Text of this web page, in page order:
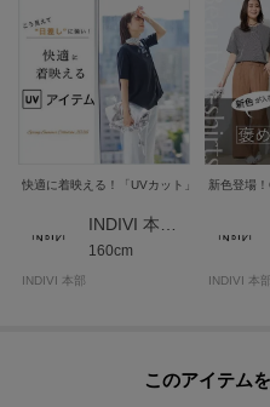
快適に着映える！「UVカット」アイテムを
160cm
INDIVI 本部
新色登場
INDIVI 本部
このアイテム